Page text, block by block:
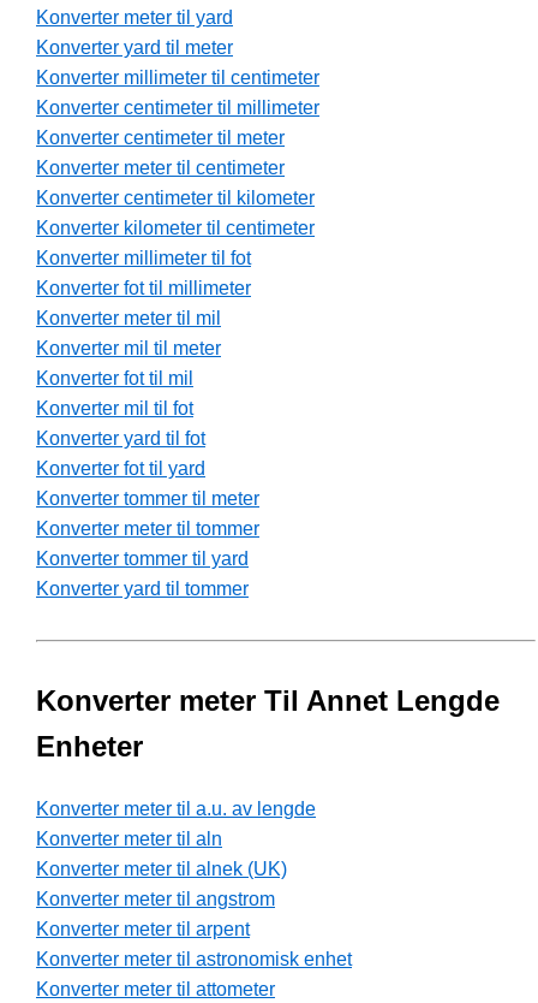
Konverter meter til yard
Konverter yard til meter
Konverter millimeter til centimeter
Konverter centimeter til millimeter
Konverter centimeter til meter
Konverter meter til centimeter
Konverter centimeter til kilometer
Konverter kilometer til centimeter
Konverter millimeter til fot
Konverter fot til millimeter
Konverter meter til mil
Konverter mil til meter
Konverter fot til mil
Konverter mil til fot
Konverter yard til fot
Konverter fot til yard
Konverter tommer til meter
Konverter meter til tommer
Konverter tommer til yard
Konverter yard til tommer
Konverter meter Til Annet Lengde
Enheter
Konverter meter til a.u. av lengde
Konverter meter til aln
Konverter meter til alnek (UK)
Konverter meter til angstrom
Konverter meter til arpent
Konverter meter til astronomisk enhet
Konverter meter til attometer